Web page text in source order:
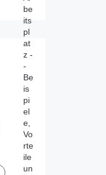
be
its
pl
at
z -
-
Be
is
pi
el
e,
Vo
rte
ile
un